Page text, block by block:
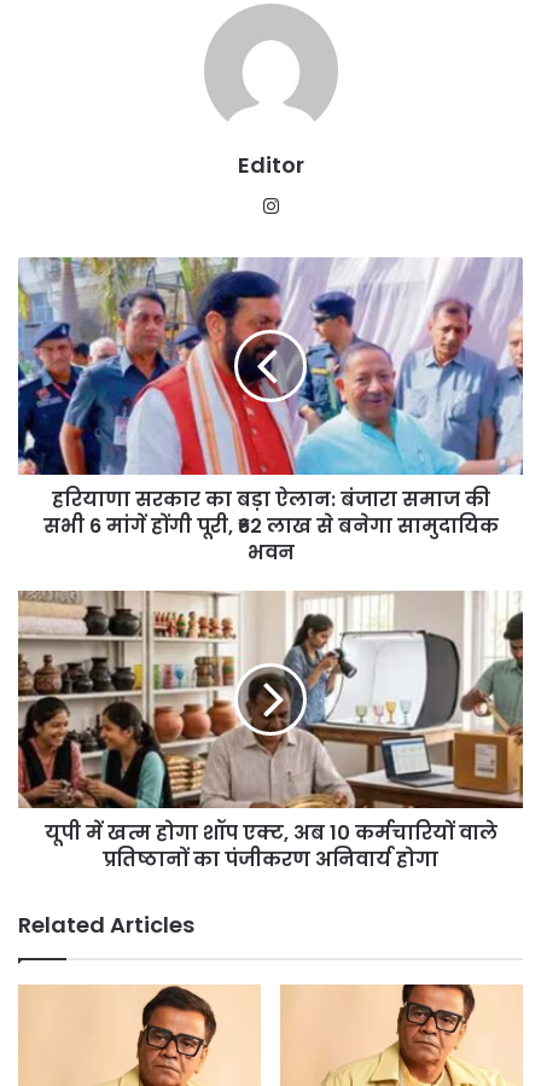
Editor
हरियाणा
सरकार
का
बड़ा
ऐलान:
बंजारा
समाज
की
सभी
₹62
लाख
से
बनेगा
सामुदायिक
भवन
हरियाणा सरकार का बड़ा ऐलान: बंजारा समाज की
सभी 6 मांगें होंगी पूरी, ₹62 लाख से बनेगा सामुदायिक
भवन
यूपी
में
खत्म
होगा
शॉप
एक्ट,
अब
10
कर्मचारियों
अनिवार्य
होगा
यूपी में खत्म होगा शॉप एक्ट, अब 10 कर्मचारियों वाले
प्रतिष्ठानों का पंजीकरण अनिवार्य होगा
Related Articles